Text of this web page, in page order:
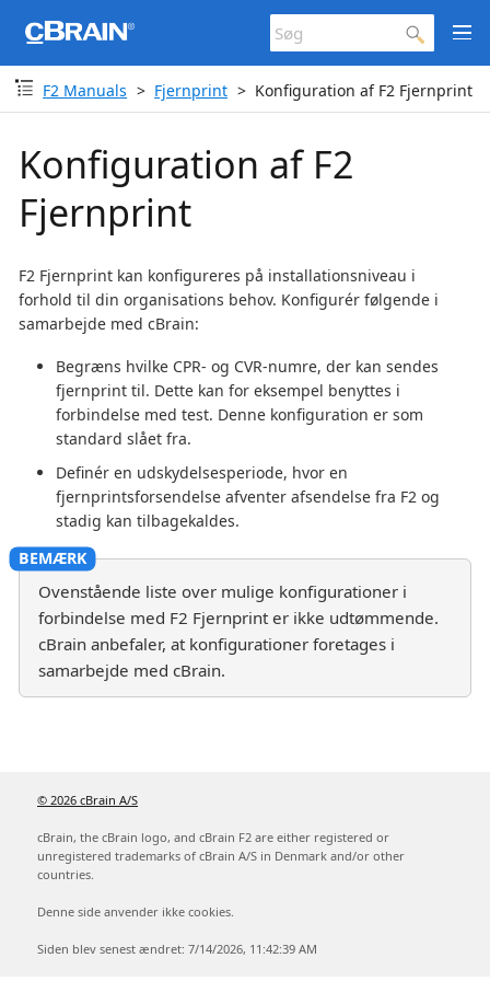
F2 Manuals Fjernprint Konfiguration af F2 Fjernprint
Konfiguration af F2
Fjernprint
F2 Fjernprint kan konfigureres på installationsniveau i
forhold til din organisations behov. Konfigurér følgende i
samarbejde med cBrain:
Begræns hvilke CPR- og CVR-numre, der kan sendes
fjernprint til. Dette kan for eksempel benyttes i
forbindelse med test. Denne konfiguration er som
standard slået fra.
Definér en udskydelsesperiode, hvor en
fjernprintsforsendelse afventer afsendelse fra F2 og
stadig kan tilbagekaldes.
Ovenstående liste over mulige konfigurationer i
forbindelse med F2 Fjernprint er ikke udtømmende.
cBrain anbefaler, at konfigurationer foretages i
samarbejde med cBrain.
© 2026 cBrain A/S
cBrain, the cBrain logo, and cBrain F2 are either registered or
unregistered trademarks of cBrain A/S in Denmark and/or other
countries.
Denne side anvender ikke cookies.
Siden blev senest ændret: 7/14/2026, 11:42:39 AM